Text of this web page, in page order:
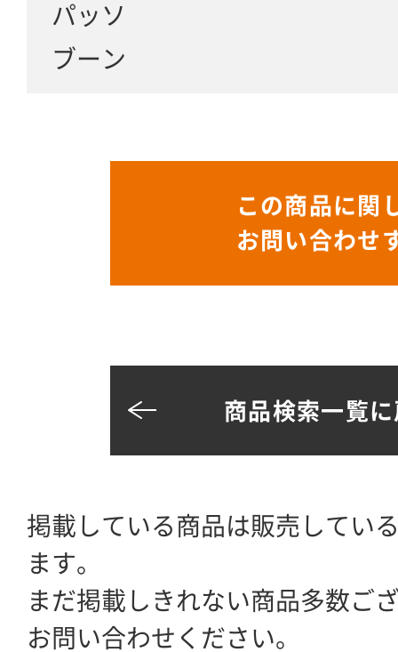
パッソ
ブーン
この商品に関
お問い合わせ
商品検索一覧
掲載している商品は販売してい
ます。
まだ掲載しきれない商品多数ご
お問い合わせください。